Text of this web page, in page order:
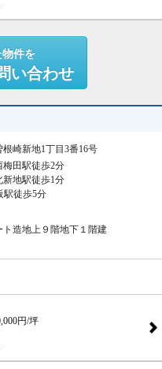
件を
い合わせ
崎新地1丁目3番16号
田駅徒歩2分
地駅徒歩1分
徒歩5分
造地上９階地下１階建
円/坪